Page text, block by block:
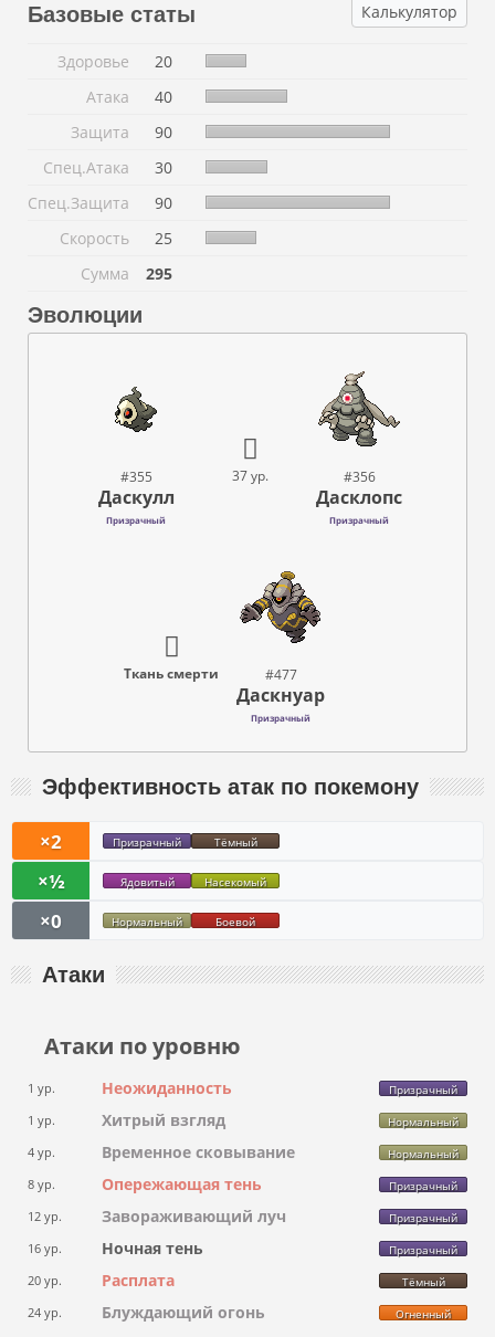
Базовые статы Калькулятор
Здоровье
20
Атака
40
Защита
90
Спец.Атака
30
Спец.Защита
90
Скорость
25
Сумма
295
Эволюции
#355
Даскулл
Призрачный
37 ур. #356
Дасклопс
Призрачный
Ткань смерти #477
Даскнуар
Призрачный
Эффективность атак по покемону
×2 Призрачный Тёмный
×½ Ядовитый Насекомый
×0 Нормальный Боевой
Атаки
Атаки по уровню
1 ур. Неожиданность Призрачный
1 ур. Хитрый взгляд Нормальный
4 ур. Временное сковывание Нормальный
8 ур. Опережающая тень Призрачный
12 ур. Завораживающий луч Призрачный
16 ур. Ночная тень Призрачный
20 ур. Расплата Тёмный
24 ур. Блуждающий огонь Огненный